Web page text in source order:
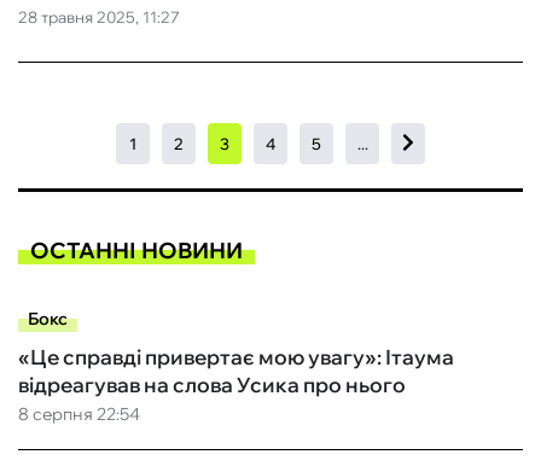
28 травня 2025, 11:27
1 2 3 4 5 ...
ОСТАННІ НОВИНИ
Бокс
8 серпня 22:54
«Це справді привертає мою увагу»: Ітаума
відреагував на слова Усика про нього